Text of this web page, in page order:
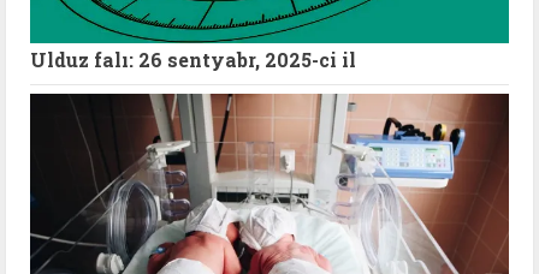
Ulduz falı: 26 sentyabr, 2025-ci il